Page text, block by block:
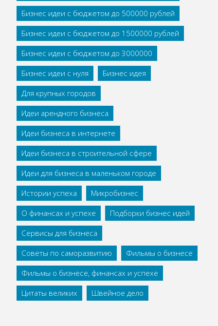
Бизнес идеи с бюджетом до 500000 рублей
Бизнес идеи с бюджетом до 1500000 рублей
Бизнес идеи с бюджетом до 3000000
Бизнес идеи с нуля
Бизнес идея
Для крупных городов
Идеи арендного бизнеса
Идеи бизнеса в интернете
Идеи бизнеса в строительной сфере
Идеи для бизнеса в маленьком городе
Истории успеха
Микробизнес
О финансах и успехе
Подборки бизнес идей
Сервисы для бизнеса
Советы по саморазвитию
Фильмы о бизнесе
Фильмы о бизнесе, финансах и успехе
Цитаты великих
Швейное дело